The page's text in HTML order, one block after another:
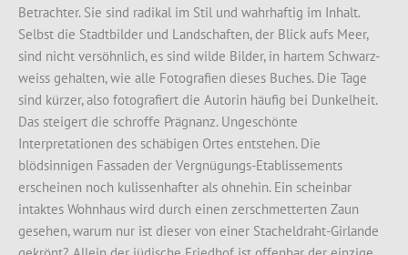
Betrachter. Sie sind radikal im Stil und wahrhaftig im Inhalt.
Selbst die Stadtbilder und Landschaften, der Blick aufs Meer,
sind nicht versöhnlich, es sind wilde Bilder, in hartem Schwarz-
weiss gehalten, wie alle Fotografien dieses Buches. Die Tage
sind kürzer, also fotografiert die Autorin häufig bei Dunkelheit.
Das steigert die schroffe Prägnanz. Ungeschönte
Interpretationen des schäbigen Ortes entstehen. Die
blödsinnigen Fassaden der Vergnügungs-Etablissements
erscheinen noch kulissenhafter als ohnehin. Ein scheinbar
intaktes Wohnhaus wird durch einen zerschmetterten Zaun
gesehen, warum nur ist dieser von einer Stacheldraht-Girlande